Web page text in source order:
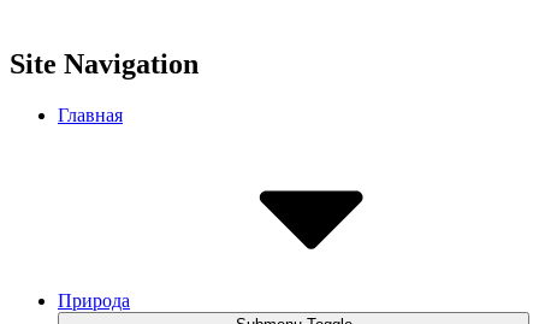
Site Navigation
Главная
Природа